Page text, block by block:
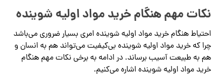
نکات مهم هنگام خرید مواد اولیه شوینده
احتیاط هنگام خرید مواد اولیه شوینده امری بسیار ضروری می‌باشد
چرا که خرید مواد اولیه شوینده بی‌کیفیت می‌تواند هم به انسان و
هم به طبیعت آسیب برساند. در ادامه به برخی نکات مهم هنگام
خرید مواد اولیه شوینده اشاره می‌کنیم.